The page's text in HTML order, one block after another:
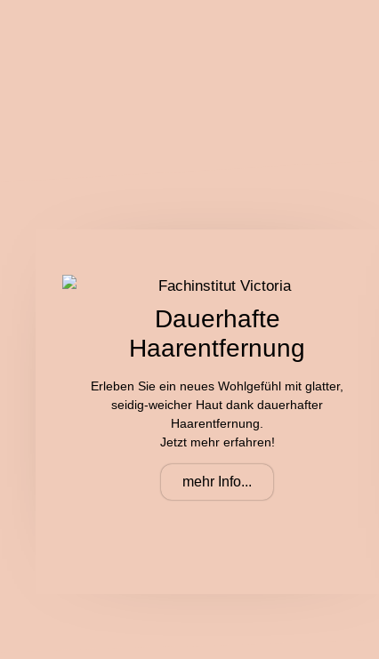
Wir verwöhnen Sie
Dauerhafte
Haarentfernung
Erleben Sie ein neues Wohlgefühl mit glatter,
seidig-weicher Haut dank dauerhafter
Haarentfernung.
Jetzt mehr erfahren!
mehr Info...